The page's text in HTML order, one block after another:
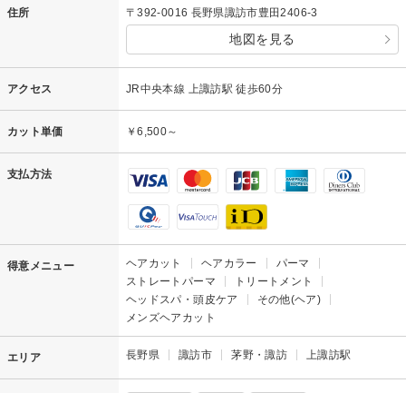
住所 〒392-0016 長野県諏訪市豊田2406-3
地図を見る
アクセス JR中央本線 上諏訪駅 徒歩60分
カット単価 ￥6,500～
支払方法
得意メニュー ヘアカット ヘアカラー
パーマ
ストレートパーマ
トリートメント
ヘッドスパ・頭皮ケア
その他(ヘア)
メンズヘアカット
エリア 長野県 諏訪市 茅野・諏訪 上諏訪駅